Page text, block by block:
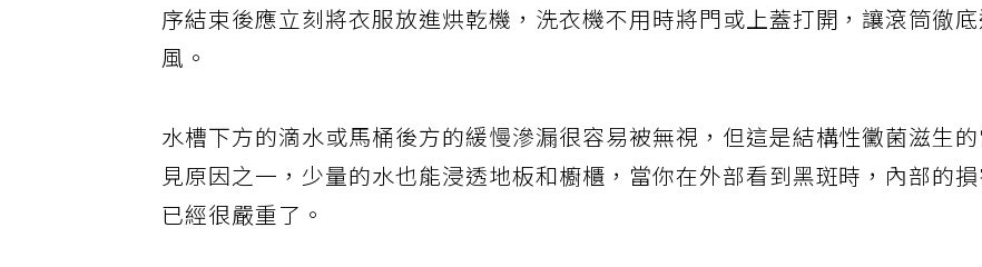
序結束後應立刻將衣服放進烘乾機，洗衣機不用時將門或上蓋打開，讓滾筒徹
風。
水槽下方的滴水或馬桶後方的緩慢滲漏很容易被無視，但這是結構性黴菌滋生的
見原因之一，少量的水也能浸透地板和櫥櫃，當你在外部看到黑斑時，內部的損
已經很嚴重了。